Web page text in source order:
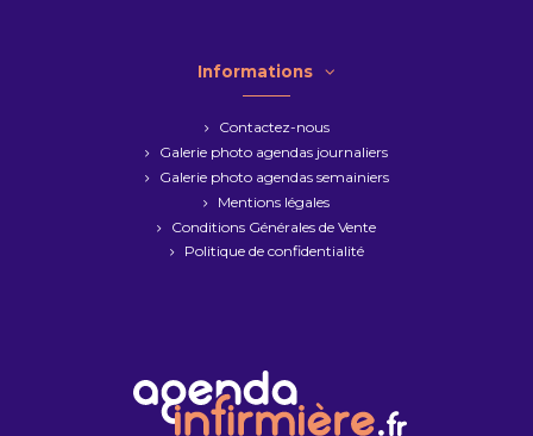
Informations
Contactez-nous
Galerie photo agendas journaliers
Galerie photo agendas semainiers
Mentions légales
Conditions Générales de Vente
Politique de confidentialité